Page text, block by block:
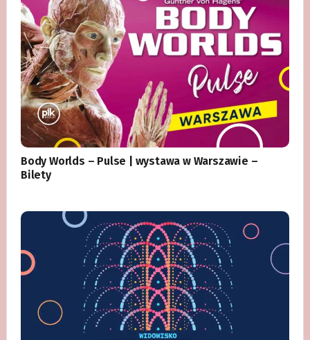
Body Worlds – Pulse | wystawa w Warszawie –
Bilety